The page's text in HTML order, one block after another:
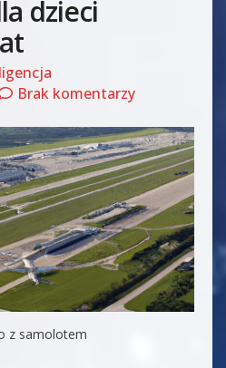
dzieci
Brak komentarzy
z samolotem